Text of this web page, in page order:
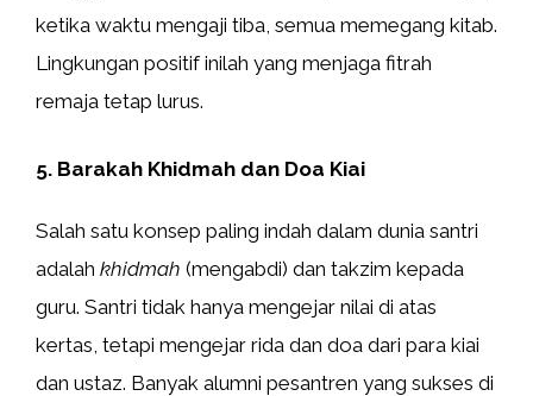
ketika waktu mengaji tiba, semua memegang kitab.
Lingkungan positif inilah yang menjaga fitrah
remaja tetap lurus.
5. Barakah Khidmah dan Doa Kiai
Salah satu konsep paling indah dalam dunia santri
adalah khidmah (mengabdi) dan takzim kepada
guru. Santri tidak hanya mengejar nilai di atas
kertas, tetapi mengejar rida dan doa dari para kiai
dan ustaz. Banyak alumni pesantren yang sukses di